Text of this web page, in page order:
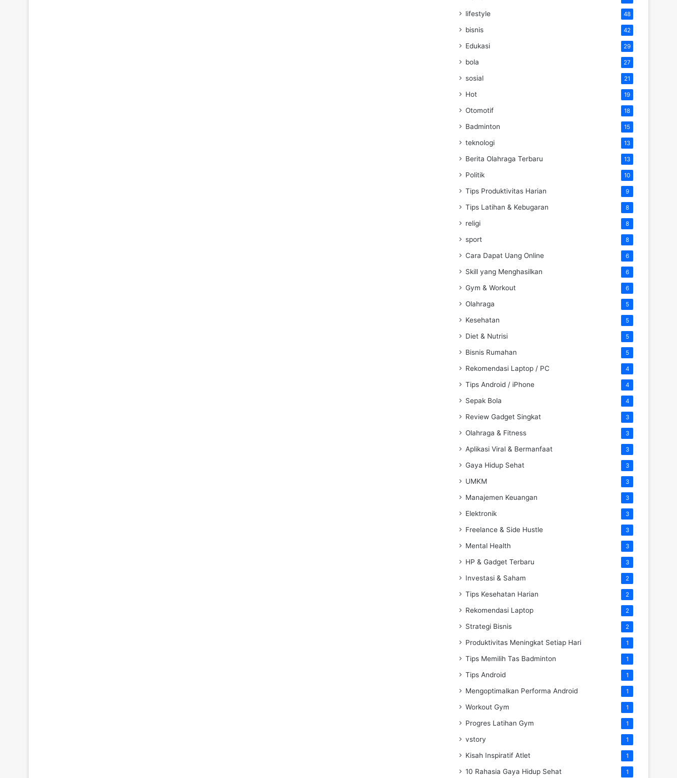
lifestyle 48
bisnis 42
Edukasi 29
bola 27
sosial 21
Hot 19
Otomotif 18
Badminton 15
teknologi 13
Berita Olahraga Terbaru 13
Politik 10
Tips Produktivitas Harian 9
Tips Latihan & Kebugaran 8
religi 8
sport 8
Cara Dapat Uang Online 6
Skill yang Menghasilkan 6
Gym & Workout 6
Olahraga 5
Kesehatan 5
Diet & Nutrisi 5
Bisnis Rumahan 5
Rekomendasi Laptop / PC 4
Tips Android / iPhone 4
Sepak Bola 4
Review Gadget Singkat 3
Olahraga & Fitness 3
Aplikasi Viral & Bermanfaat 3
Gaya Hidup Sehat 3
UMKM 3
Manajemen Keuangan 3
Elektronik 3
Freelance & Side Hustle 3
Mental Health 3
HP & Gadget Terbaru 3
Investasi & Saham 2
Tips Kesehatan Harian 2
Rekomendasi Laptop 2
Strategi Bisnis 2
Produktivitas Meningkat Setiap Hari 1
Tips Memilih Tas Badminton 1
Tips Android 1
Mengoptimalkan Performa Android 1
Workout Gym 1
Progres Latihan Gym 1
vstory 1
Kisah Inspiratif Atlet 1
10 Rahasia Gaya Hidup Sehat 1